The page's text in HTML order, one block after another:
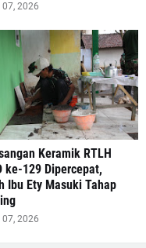
2026
Keramik RTLH
ke-129 Dipercepat,
Ibu Ety Masuki Tahap
2026